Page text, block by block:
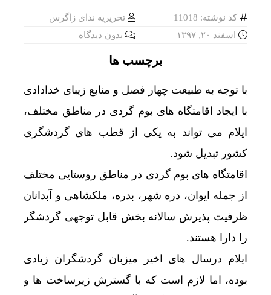
کد نوشته: 11018
تحریریه ندای زاگرس
اسفند ۲۰, ۱۳۹۷
بدون دیدگاه
برچسب ها
با توجه به طبیعت چهار فصل و منابع زیبای خدادادی
با ایجاد اقامتگاه های بوم گردی در مناطق مختلف،
ایلام می تواند به یکی از قطب های گردشگری
کشور تبدیل شود.
اقامتگاه های بوم گردی در مناطق روستایی مختلف
از جمله ایوان، دره شهر، بدره، ملکشاهی و آبدانان
ظرفیت پذیرش سالانه بخش قابل توجهی گردشگر
را دارا هستند.
ایلام درسال های اخیر میزبان گردشگران زیادی
بوده، اما لازم است که با گسترش زیرساخت ها و